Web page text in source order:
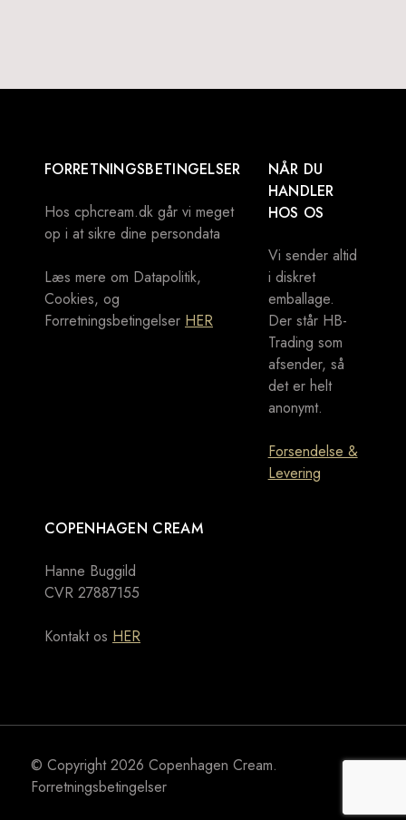
FORRETNINGSBETINGELSER
Hos cphcream.dk går vi meget
op i at sikre dine persondata
Læs mere om Datapolitik,
Cookies, og
Forretningsbetingelser HER
NÅR DU
HANDLER
HOS OS
Vi sender altid
i diskret
emballage.
Der står HB-
Trading som
afsender, så
det er helt
anonymt.
Forsendelse &
Levering
COPENHAGEN CREAM
Hanne Buggild
CVR 27887155
Kontakt os HER
© Copyright 2026 Copenhagen Cream.
Forretningsbetingelser